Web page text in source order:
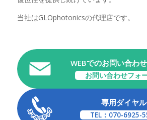
当社はGLOphotonicsの代理店です。
WEBでのお問い合わ
お問い合わせフォ
専用ダイヤル
TEL：070-6925-